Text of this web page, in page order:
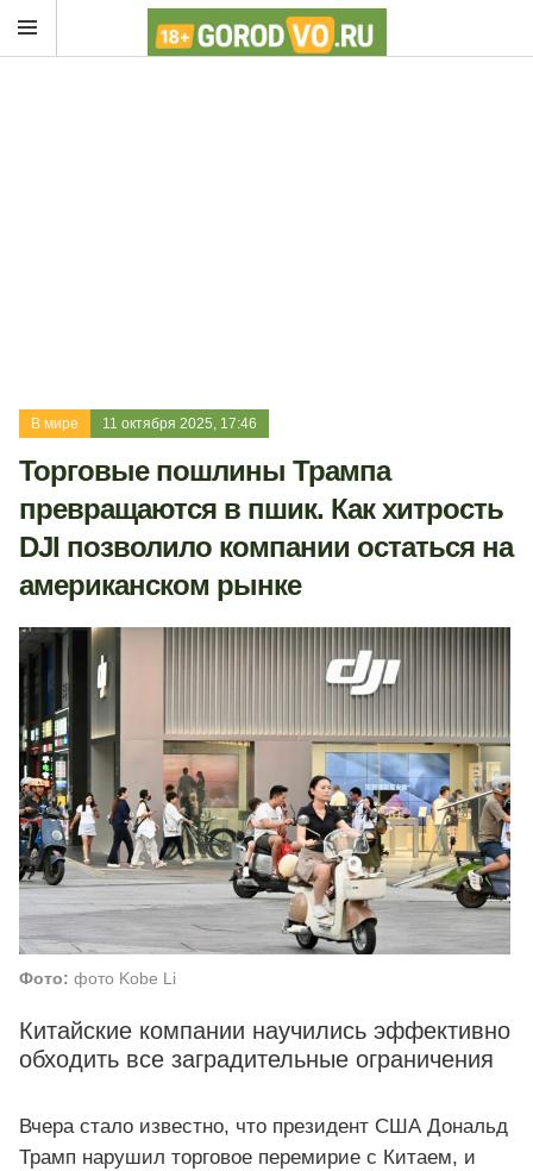
В мире 11 октября 2025, 17:46
Торговые пошлины Трампа
превращаются в пшик. Как хитрость
DJI позволило компании остаться на
американском рынке
Фото: фото Kobe Li
Китайские компании научились эффективно
обходить все заградительные ограничения
Вчера стало известно, что президент США Дональд
Трамп нарушил торговое перемирие с Китаем, и